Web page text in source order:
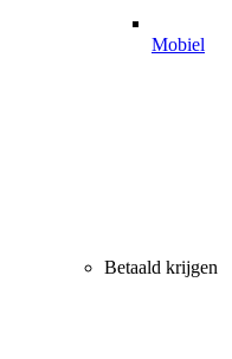
Mobiel
Betaald krijgen